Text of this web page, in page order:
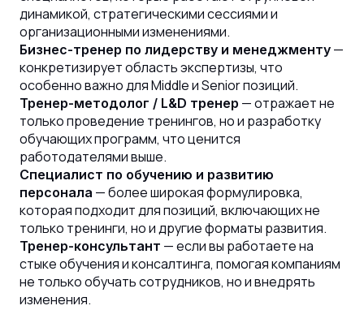
динамикой, стратегическими сессиями и
организационными изменениями.
Бизнес-тренер по лидерству и менеджменту —
конкретизирует область экспертизы, что
особенно важно для Middle и Senior позиций.
Тренер-методолог / L&D тренер — отражает не
только проведение тренингов, но и разработку
обучающих программ, что ценится
работодателями выше.
Специалист по обучению и развитию
персонала — более широкая формулировка,
которая подходит для позиций, включающих не
только тренинги, но и другие форматы развития.
Тренер-консультант — если вы работаете на
стыке обучения и консалтинга, помогая компаниям
не только обучать сотрудников, но и внедрять
изменения.